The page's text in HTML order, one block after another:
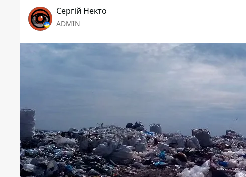
Сергій Некто
ADMIN